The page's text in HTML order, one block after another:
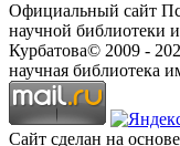
Официальный сайт
научной библиотеки
Курбатова© 2009 -
научная библиотека
Сайт сделан на